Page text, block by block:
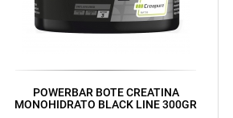
POWERBAR BOTE CREATINA
MONOHIDRATO BLACK LINE 300GR